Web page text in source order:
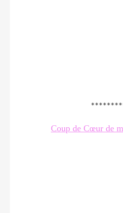
Coup de Cœur de